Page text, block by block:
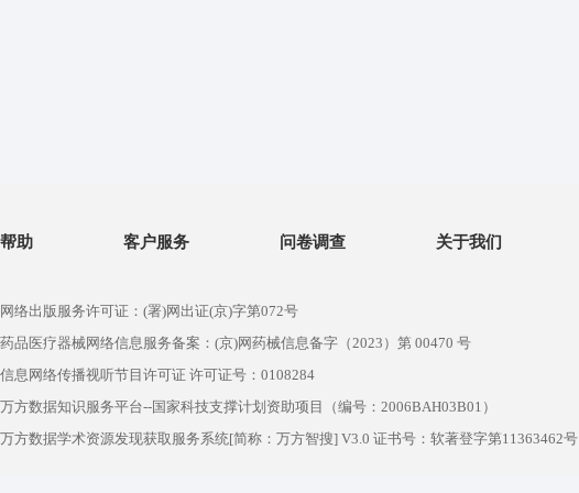
帮助 客户服务 问卷调查 关于我们
网络出版服务许可证：(署)网出证(京)字第072号
药品医疗器械网络信息服务备案：(京)网药械信息备字（2023）第 00470 号
信息网络传播视听节目许可证 许可证号：0108284
万方数据知识服务平台--国家科技支撑计划资助项目（编号：2006BAH03B01）
万方数据学术资源发现获取服务系统[简称：万方智搜] V3.0 证书号：软著登字第11363462号